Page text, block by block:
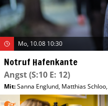
Mo, 10.08 10:30
Notruf Hafenkante
Angst(S:10 E: 12)
Mit:Sanna Englund, Matthias Schloo,